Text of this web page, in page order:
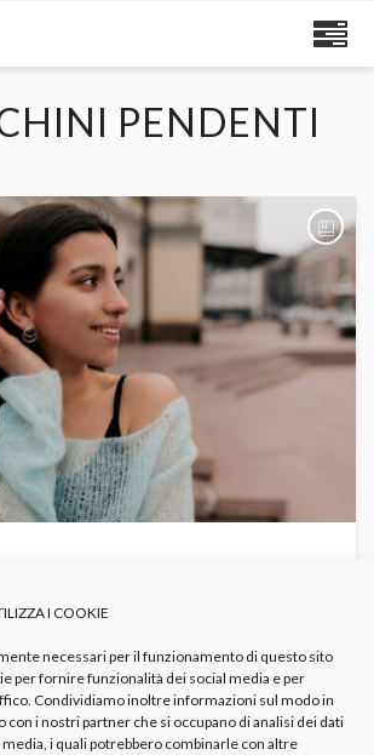
I COOKIE
necessari per il funzionamento di questo sito
per fornire funzionalità dei social media e per
Condividiamo inoltre informazioni sul modo in
con i nostri partner che si occupano di analisi dei dati
media, i quali potrebbero combinarle con altre
PENDENTI
il dettaglio che può fare davvero la
chioma lunga, soprattutto nel 2026, dove...